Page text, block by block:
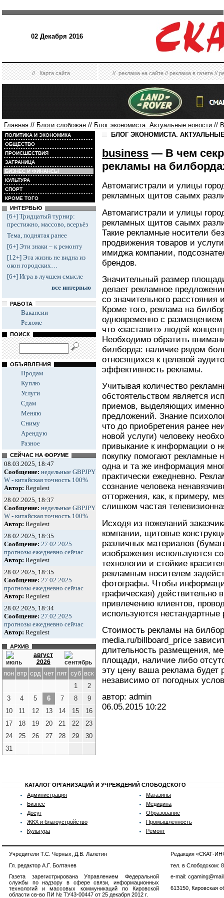
02 Декабря 2016
//Карта сайта //реклама на сайте//реклама в газете//
Главная // Блоги слобожан // Блог экономиста. Актуальные новости //
ПОЛИТИКА И ЭКОНОМИКА
ОБЩЕСТВО
ПРОИСШЕСТВИЯ
ЗАГРАНИЦА
БИЗНЕС И ФИНАНСЫ
КУЛЬТУРА
СПОРТ
КРОМЕ ТОГО
ИНТЕРВЬЮ
[6+] Тридцатый турнир:
престижно, массово, всерьёз
Тема, поднятая ранее
[6+] Эти знаки – к ремонту
[12+] Эта жизнь не видна из
окон городских…
[6+] Игра в лучшем смысле
все интервью
РАБОТА
Вакансии
Резюме
ПОИСК
ОБЪЯВЛЕНИЯ
Продам
Куплю
Услуги
Сдам
Меняю
Сниму
Арендую
Разное
СЕЙЧАС НА ФОРУМЕ
08.03.2025, 18:47
Сообщение: недельные GBPJPY
W - китайская точность 100%
Автор: Regulest
28.02.2025, 18:37
Сообщение: недельные GBPJPY
W - китайская точность 100%
Автор: Regulest
28.02.2025, 18:35
Сообщение: 27.02.2025
прогнозы ежедневно сейчас
Автор: Regulest
28.02.2025, 18:35
Сообщение: 27.02.2025
прогнозы ежедневно сейчас
Автор: Regulest
28.02.2025, 18:34
Сообщение: 27.02.2025
прогнозы ежедневно сейчас
Автор: Regulest
АРХИВ
август
2026
пон втр срд чет пят суб вск
1
2
3
4 5 6 7 8
9
10
11 12 13 14 15
16
17
18 19 20 21 22
23
24
25 26 27 28 29
30
31
БЛОГ ЭКОНОМИСТА.
business — В чем
рекламы на
Автомагистрали и улицы
рекламных щитов саымх
Автомагистрали и улицы
рекламных щитов саымх
Такие рекламные носители
продвижения товаров и
имиджа компании,
брендов.
Значительный размер
делает рекламное
со значительного
Кроме того, реклама на
одновременно с размещением
что «заставит» людей
Необходимо обратить
билборда: наличие рядом
относящихся к целевой
эффективность рекламы.
Учитывая количество
обстоятельством является
приемов, выделяющих
предложений. Знание
что до приобретения ранее
новой услуги) человеку
привыкание к информации о
покупку помогают рекламные
одна и та же информация
практически ежедневно.
сознание человека
отторжения, как, к примеру,
слишком частая
Исходя из пожеланий
компании, щитовые
различных материалов
изображения используются
технологии и стойкие
рекламным носителем
фотографы. Чтобы
графическая) действительно
привлечению клиентов,
используются
Стоимость рекламы на
media.ru/billboard_price
длительность размещения,
площади, наличие либо
эту цену ваша реклама будет
независимо от погодных
автор: admin
06.05.2015 10:22
КАТАЛОГ ОРГАНИЗАЦИЙ И УЧРЕЖДЕНИЙ СЛОБОДСКОГО
Администрация
Бизнес
Досуг
ЖКХ и благоустройство
Культура
Магазины
Медицина
Образование
Промышленность
Ремонт
Учредители Т.С. Черных, Д.В. Лалетин
Гл. редактор А.Г. Болтачев
Газета зарегистрирована Управлением Федеральной
службы по надзору в сфере связи, информационных
технологий и массовых коммуникаций по Кировской
области св-во ПИ № ТУ43-00447 от 25 декабря 2012 г.
Редакция «СКАТ-
тел. в Слободском:
e-mail:
613150, Кировская